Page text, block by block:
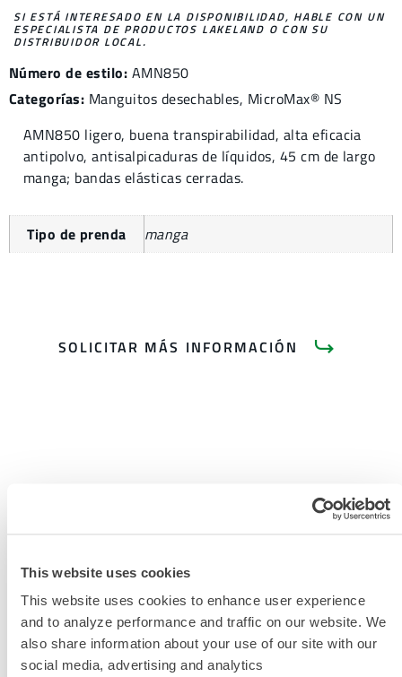
This website uses cookies
This website uses cookies to enhance user experience
and to analyze performance and traffic on our website. We
also share information about your use of our site with our
social media, advertising and analytics
SI ESTÁ INTERESADO EN LA DISPONIBILIDAD, HABLE CON UN
ESPECIALISTA DE PRODUCTOS LAKELAND O CON SU
DISTRIBUIDOR LOCAL.
Número de estilo: AMN850
Categorías: Manguitos desechables, MicroMax® NS
AMN850 ligero, buena transpirabilidad, alta eficacia
antipolvo, antisalpicaduras de líquidos, 45 cm de largo
manga; bandas elásticas cerradas.
Tipo de prenda manga
SOLICITAR MÁS INFORMACIÓN
DOCUMENTOS RELACIONADOS
TABLA DE TALLAS DE ROPA
QUÍMICA Y DESECHABLE